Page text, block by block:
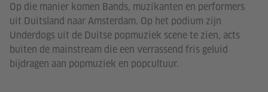
Op die manier komen Bands, muzikanten en performers
uit Duitsland naar Amsterdam. Op het podium zijn
Underdogs uit de Duitse popmuziek scene te zien, acts
buiten de mainstream die een verrassend fris geluid
bijdragen aan popmuziek en popcultuur.